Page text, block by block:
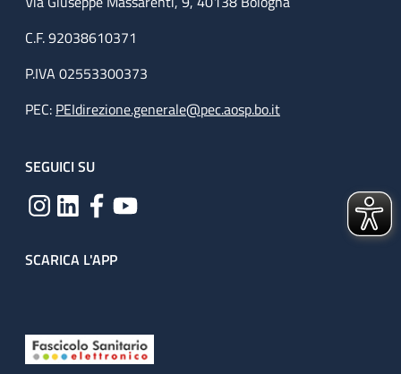
C.F. 92038610371
P.IVA 02553300373
PEC: PEIdirezione.generale@pec.aosp.bo.it
SEGUICI SU
SCARICA L'APP